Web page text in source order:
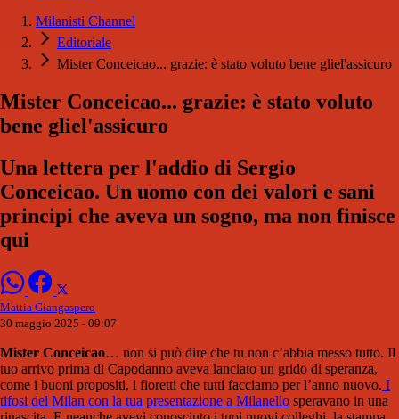
Milanisti Channel
Editoriale
Mister Conceicao... grazie: è stato voluto bene gliel'assicuro
Mister Conceicao... grazie: è stato voluto
bene gliel'assicuro
Una lettera per l'addio di Sergio
Conceicao. Un uomo con dei valori e sani
principi che aveva un sogno, ma non finisce
qui
Mattia Giangaspero
30 maggio 2025 - 09:07
Mister Conceicao… non si può dire che tu non c’abbia messo tutto. Il
tuo arrivo prima di Capodanno aveva lanciato un grido di speranza,
come i buoni propositi, i fioretti che tutti facciamo per l’anno nuovo. I
tifosi del Milan con la tua presentazione a Milanello speravano in una